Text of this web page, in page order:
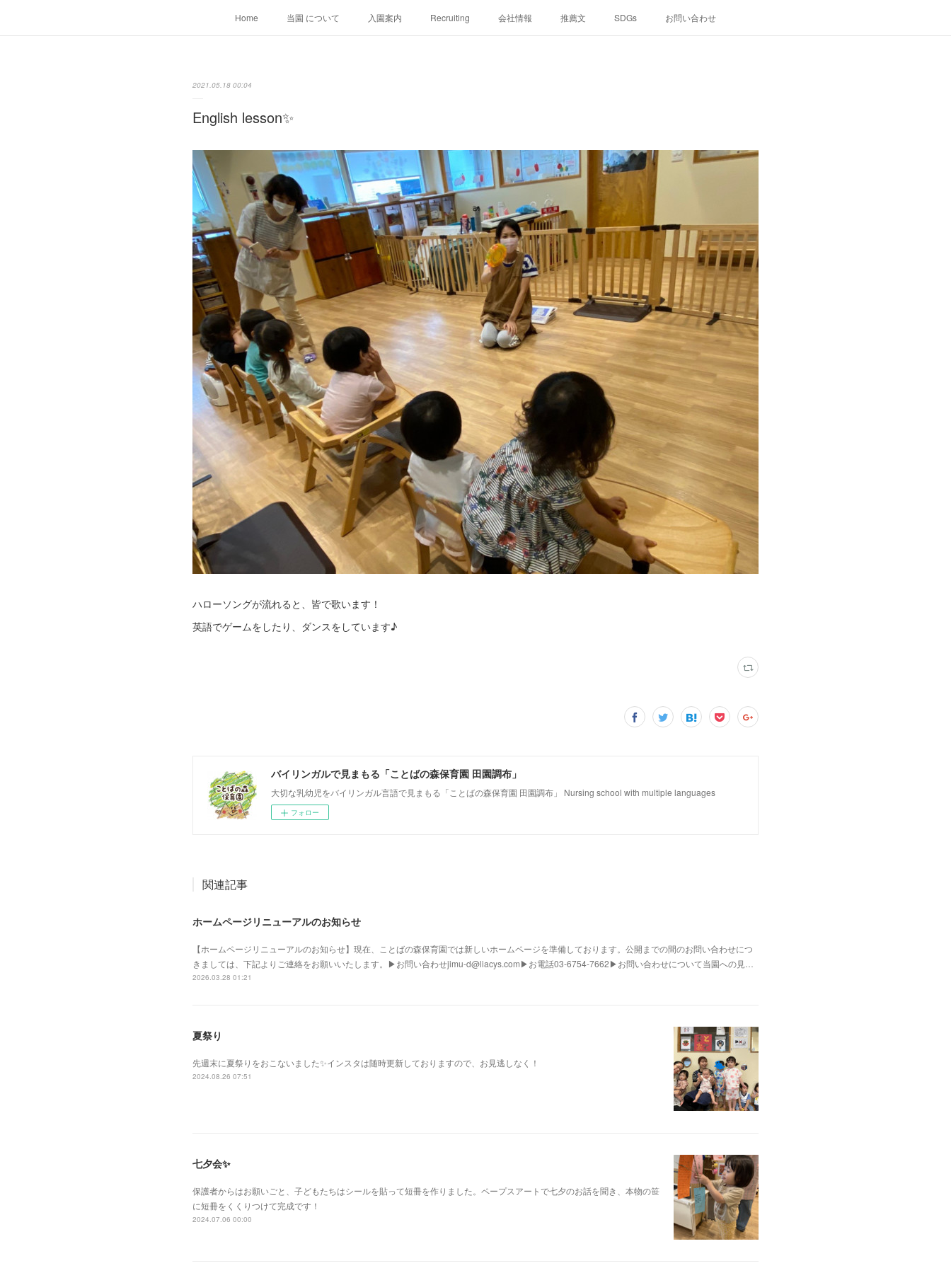
Home 当園 について 入園案内 Recruiting 会社情報 推薦文 SDGs お問い合わせ
2021.05.18 00:04
English lesson✨
ハローソングが流れると、皆で歌います！
英語でゲームをしたり、ダンスをしています♪
バイリンガルで見まもる「ことばの森保育園 田園調布」
大切な乳幼児をバイリンガル言語で見まもる「ことばの森保育園 田園調布」 Nursing school with multiple languages
フォロー
関連記事
ホームページリニューアルのお知らせ
【ホームページリニューアルのお知らせ】現在、ことばの森保育園では新しいホームページを準備しております。公開までの間のお問い合わせにつ
きましては、下記よりご連絡をお願いいたします。▶お問い合わせjimu-d@liacys.com▶お電話03-6754-7662▶お問い合わせについて当園への見…
2026.03.28 01:21
夏祭り
先週末に夏祭りをおこないました✨インスタは随時更新しておりますので、お見逃しなく！
2024.08.26 07:51
七夕会✨
保護者からはお願いごと、子どもたちはシールを貼って短冊を作りました。ペープスアートで七夕のお話を聞き、本物の笹
に短冊をくくりつけて完成です！
2024.07.06 00:00